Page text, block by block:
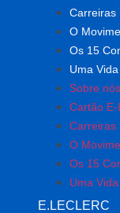
Carreiras
O
Os 15
Uma
Sobre nós
Cartão
Carreiras
O
Os 15
Uma
E.LECLERC